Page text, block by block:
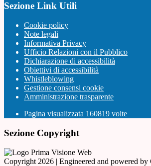
Sezione Link Utili
Cookie policy
Note legali
Informativa Privacy
Ufficio Relazioni con il Pubblico
Dichiarazione di accessibilità
Obiettivi di accessibilità
Whistleblowing
Gestione consensi cookie
Amministrazione trasparente
Pagina visualizzata 160819 volte
Sezione Copyright
Copyright 2026 | Engineered and powered by